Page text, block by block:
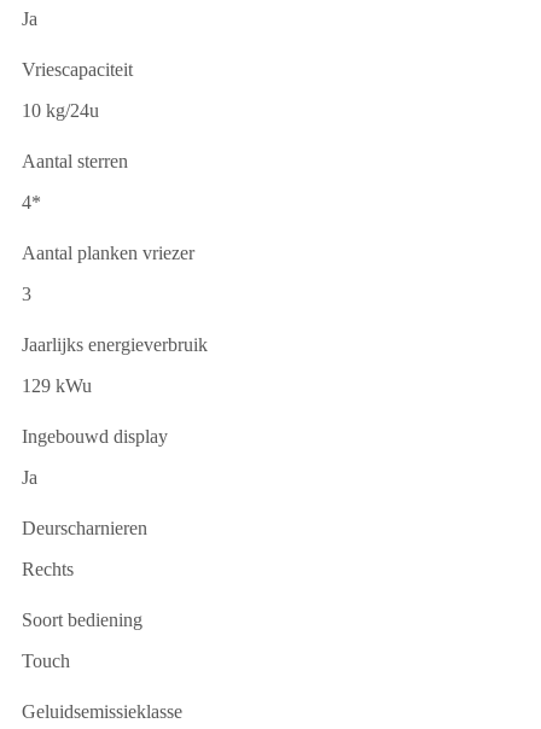
Ja
Vriescapaciteit
10 kg/24u
Aantal sterren
4*
Aantal planken vriezer
3
Jaarlijks energieverbruik
129 kWu
Ingebouwd display
Ja
Deurscharnieren
Rechts
Soort bediening
Touch
Geluidsemissieklasse